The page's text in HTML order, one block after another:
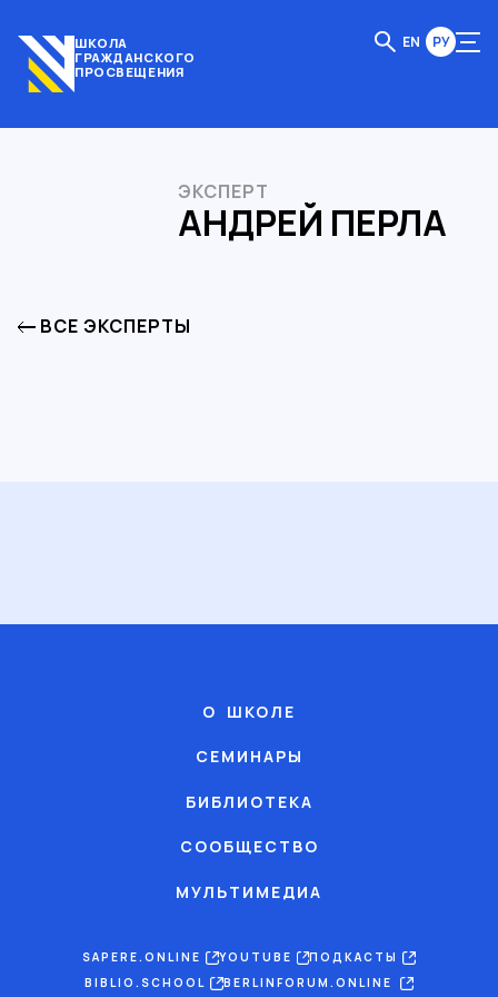
ШКОЛА
ГРАЖДАНСКОГО
ПРОСВЕЩЕНИЯ
EN РУ
ЭКСПЕРТ
АНДРЕЙ ПЕРЛА
ВСЕ ЭКСПЕРТЫ
О ШКОЛЕ
СЕМИНАРЫ
БИБЛИОТЕКА
СООБЩЕСТВО
МУЛЬТИМЕДИА
SAPERE.ONLINE YOUTUBE
ПОДКАСТЫ
BIBLIO.SCHOOL
BERLINFORUM.ONLINE